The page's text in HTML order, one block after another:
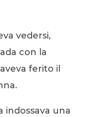
vedersi,
con la
ferito il
indossava una